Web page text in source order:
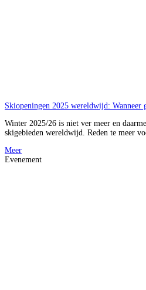
Skiopeningen 2025 wereldwijd: Wanneer
Winter 2025/26 is niet ver meer en
skigebieden wereldwijd. Reden te meer
Meer
Evenement